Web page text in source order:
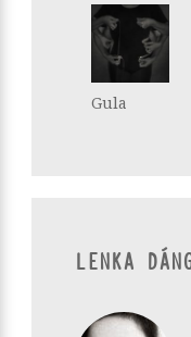
Gula
LENKA